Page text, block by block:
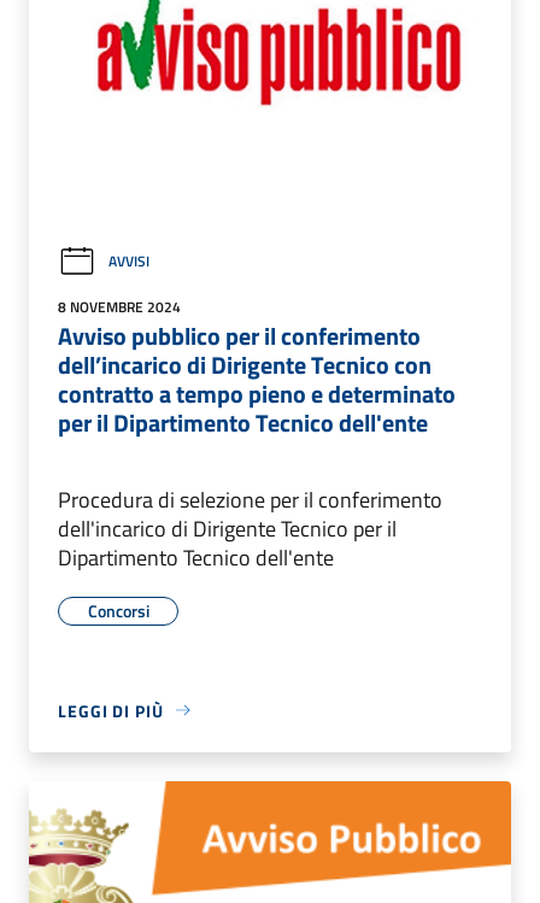
AVVISI
8 NOVEMBRE 2024
Avviso pubblico per il conferimento
dell’incarico di Dirigente Tecnico con
contratto a tempo pieno e determinato
per il Dipartimento Tecnico dell'ente
Procedura di selezione per il conferimento
dell'incarico di Dirigente Tecnico per il
Dipartimento Tecnico dell'ente
Concorsi
LEGGI DI PIÙ